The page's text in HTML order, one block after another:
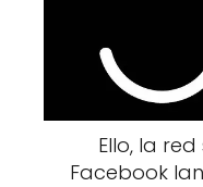
Ello, la
Facebook